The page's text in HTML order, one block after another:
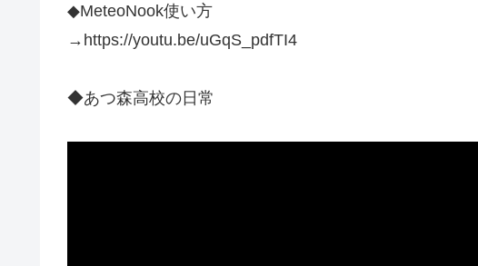
◆MeteoNook使い方
→https://youtu.be/uGqS_pdfTI4
◆あつ森高校の日常